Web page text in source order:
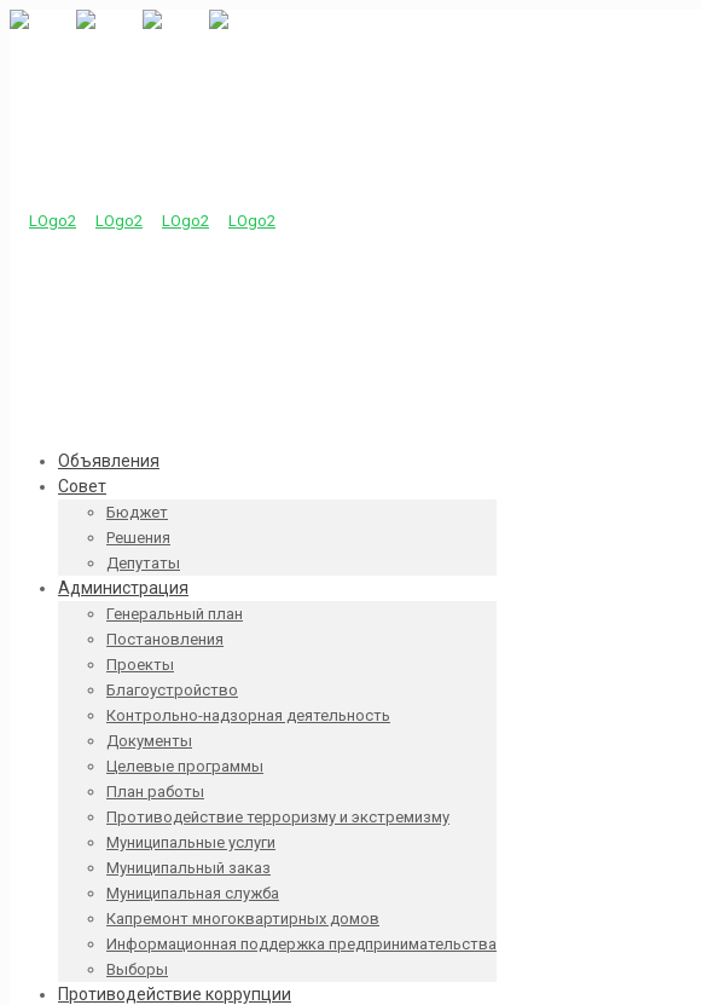
Объявления
Совет
Бюджет
Решения
Депутаты
Администрация
Генеральный план
Постановления
Проекты
Благоустройство
Контрольно-надзорная деятельность
Документы
Целевые программы
План работы
Противодействие терроризму и экстремизму
Муниципальные услуги
Муниципальный заказ
Муниципальная служба
Капремонт многоквартирных домов
Информационная поддержка предпринимательства
Выборы
Противодействие коррупции